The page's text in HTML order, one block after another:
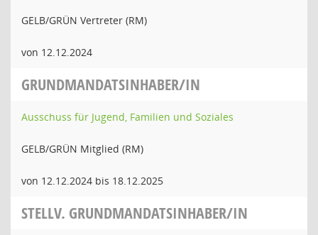
GELB/GRÜN Vertreter (RM)
von 12.12.2024
GRUNDMANDATSINHABER/IN
Ausschuss für Jugend, Familien und Soziales
GELB/GRÜN Mitglied (RM)
von 12.12.2024 bis 18.12.2025
STELLV. GRUNDMANDATSINHABER/IN